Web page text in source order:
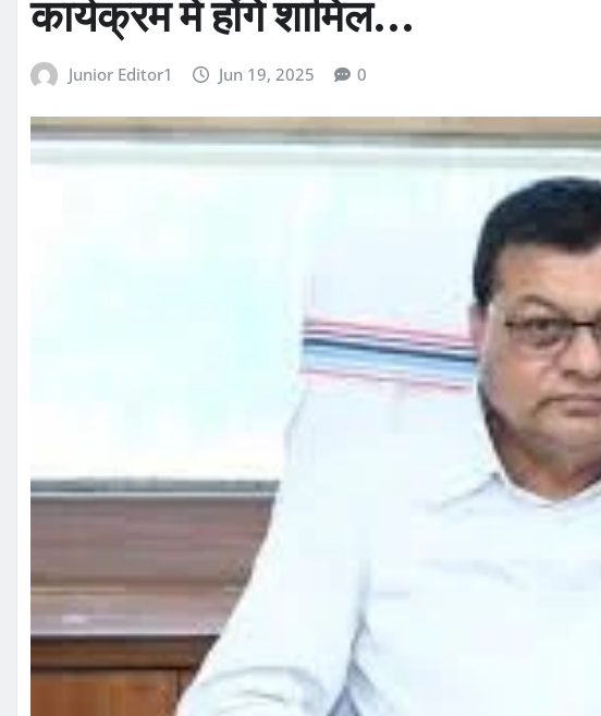
कार्यक्रम में होंगे शामिल…
Junior Editor1 Jun 19, 2025 0